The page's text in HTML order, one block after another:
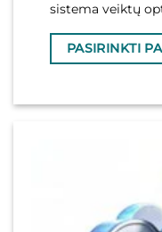
sistema veiktų
PASIRINKTI